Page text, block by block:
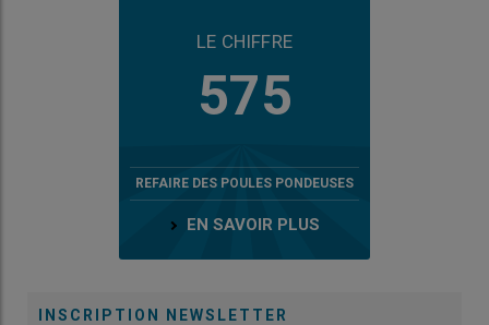
LE CHIFFRE
575
REFAIRE DES POULES PONDEUSES
EN SAVOIR PLUS
INSCRIPTION NEWSLETTER